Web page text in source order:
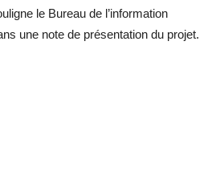
le Bureau de l’information
une note de présentation du projet.